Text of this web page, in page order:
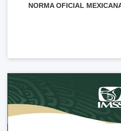
NORMA OFICIAL